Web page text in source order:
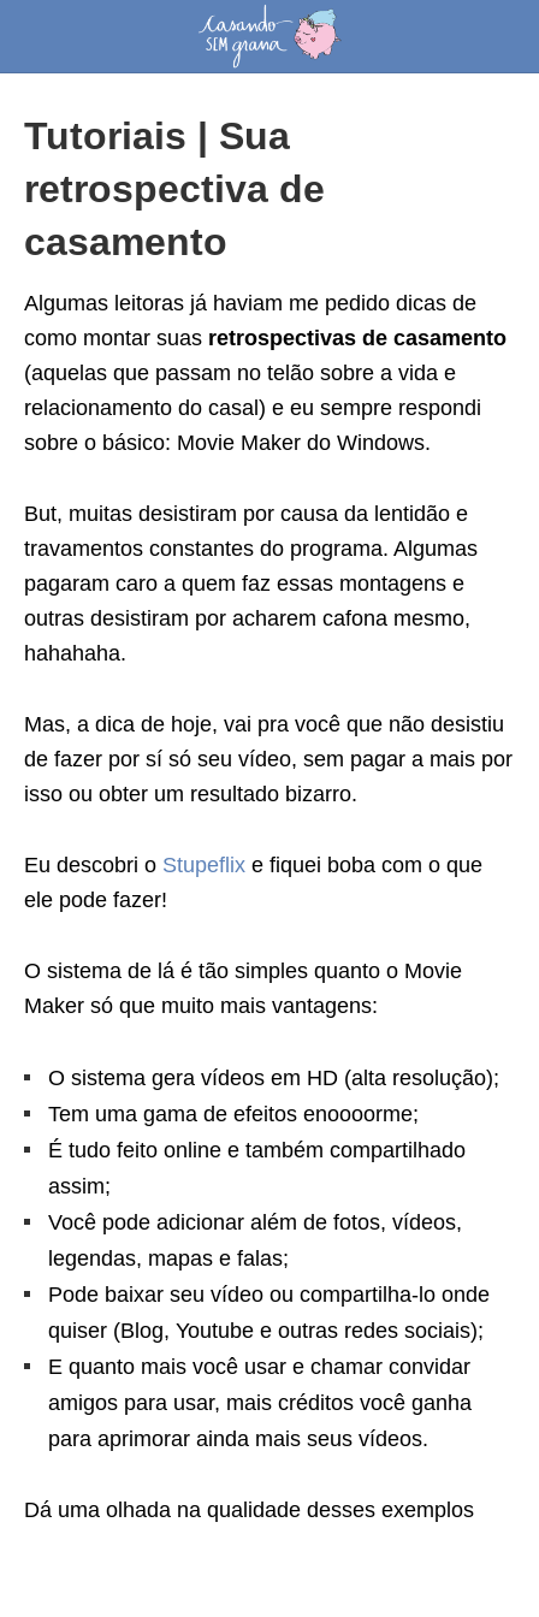
Tutoriais | Sua
retrospectiva de
casamento
Algumas leitoras já haviam me pedido dicas de
como montar suas retrospectivas de casamento
(aquelas que passam no telão sobre a vida e
relacionamento do casal) e eu sempre respondi
sobre o básico: Movie Maker do Windows.
But, muitas desistiram por causa da lentidão e
travamentos constantes do programa. Algumas
pagaram caro a quem faz essas montagens e
outras desistiram por acharem cafona mesmo,
hahahaha.
Mas, a dica de hoje, vai pra você que não desistiu
de fazer por sí só seu vídeo, sem pagar a mais por
isso ou obter um resultado bizarro.
Eu descobri o Stupeflix e fiquei boba com o que
ele pode fazer!
O sistema de lá é tão simples quanto o Movie
Maker só que muito mais vantagens:
O sistema gera vídeos em HD (alta resolução);
Tem uma gama de efeitos enoooorme;
É tudo feito online e também compartilhado
assim;
Você pode adicionar além de fotos, vídeos,
legendas, mapas e falas;
Pode baixar seu vídeo ou compartilha-lo onde
quiser (Blog, Youtube e outras redes sociais);
E quanto mais você usar e chamar convidar
amigos para usar, mais créditos você ganha
para aprimorar ainda mais seus vídeos.
Dá uma olhada na qualidade desses exemplos